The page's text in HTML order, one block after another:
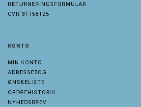
RETURNERINGSFORMULAR
CVR 31158125
KONTO
MIN KONTO
ADRESSEBOG
ØNSKELISTE
ORDREHISTORIK
NYHEDSBREV